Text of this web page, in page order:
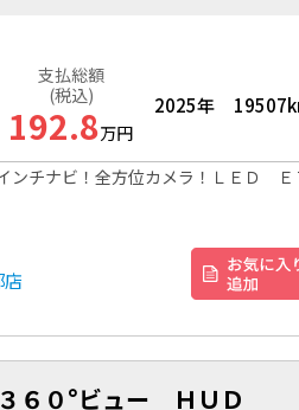
支払総額
(税込)
192.8万円
2025年
ンチナビ！全方位カメラ！ＬＥＤ
店
６０°ビュー ＨＵＤ